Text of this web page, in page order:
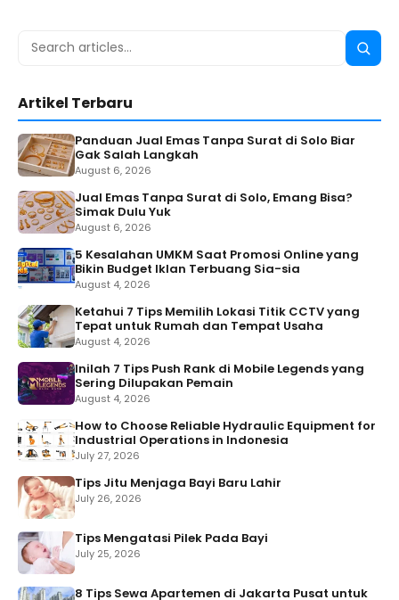
Search
Search
Artikel Terbaru
Panduan Jual Emas Tanpa Surat di Solo Biar
Gak Salah Langkah
August 6, 2026
Jual Emas Tanpa Surat di Solo, Emang Bisa?
Simak Dulu Yuk
August 6, 2026
5 Kesalahan UMKM Saat Promosi Online yang
Bikin Budget Iklan Terbuang Sia-sia
August 4, 2026
Ketahui 7 Tips Memilih Lokasi Titik CCTV yang
Tepat untuk Rumah dan Tempat Usaha
August 4, 2026
Inilah 7 Tips Push Rank di Mobile Legends yang
Sering Dilupakan Pemain
August 4, 2026
How to Choose Reliable Hydraulic Equipment for
Industrial Operations in Indonesia
July 27, 2026
Tips Jitu Menjaga Bayi Baru Lahir
July 26, 2026
Tips Mengatasi Pilek Pada Bayi
July 25, 2026
8 Tips Sewa Apartemen di Jakarta Pusat untuk